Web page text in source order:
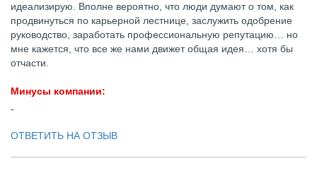
идеализирую. Вполне вероятно, что люди думают о том, как
продвинуться по карьерной лестнице, заслужить одобрение
руководство, заработать профессиональную репутацию… но
мне кажется, что все же нами движет общая идея… хотя бы
отчасти.
Минусы компании:
-
ОТВЕТИТЬ НА ОТЗЫВ